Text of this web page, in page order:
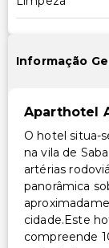
Cofre na
Serviço de
Serviço de
Informação
Aparthotel
O hotel situa-
na vila de
artérias
panorâmica
cidade.Este
compreende